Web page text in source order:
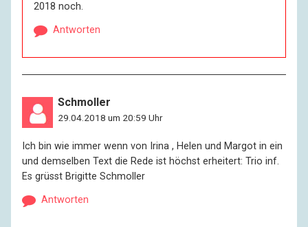
2018 noch.
Antworten
Schmoller
29.04.2018 um 20:59 Uhr
Ich bin wie immer wenn von Irina , Helen und Margot in ein
und demselben Text die Rede ist höchst erheitert: Trio inf.
Es grüsst Brigitte Schmoller
Antworten